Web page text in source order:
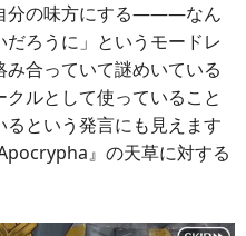
分の味方にする―――なん
ろうに」というモードレ
合っていて謎めいている
ルとして使っていること
という発言にも見えます
』の天草に対する